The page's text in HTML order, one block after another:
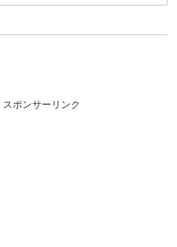
スポンサーリンク